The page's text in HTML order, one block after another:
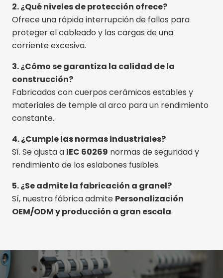
2. ¿Qué niveles de protección ofrece?
Ofrece una rápida interrupción de fallos para
proteger el cableado y las cargas de una
corriente excesiva.
3. ¿Cómo se garantiza la calidad de la
construcción?
Fabricadas con cuerpos cerámicos estables y
materiales de temple al arco para un rendimiento
constante.
4. ¿Cumple las normas industriales?
Sí. Se ajusta a IEC 60269 normas de seguridad y
rendimiento de los eslabones fusibles.
5. ¿Se admite la fabricación a granel?
Sí, nuestra fábrica admite Personalización
OEM/ODM y producción a gran escala.